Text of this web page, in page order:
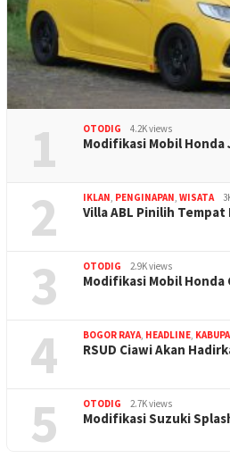
1 OTODIG 4.2K views
Modifikasi Mobil Honda
2 IKLAN, PENGINAPAN, WISATA
Villa ABL Pinilih
3 OTODIG 2.9K views
Modifikasi Mobil
4 BOGOR RAYA, HEADLINE,
RSUD Ciawi Akan
5 OTODIG 2.7K views
Modifikasi Suzuki